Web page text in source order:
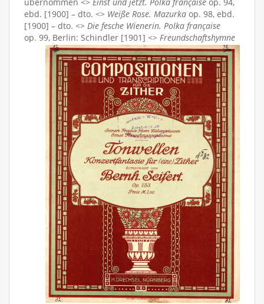
ebd. [1900] – dto. <> Weiße Rose. Mazurka op. 98, ebd.
[1900] – dto. <> Die fesche Wienerin. Polka française
op. 99, Berlin: Schindler [1901] <> Freundschaftshymne